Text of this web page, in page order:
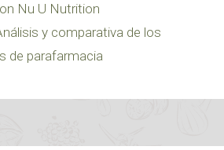
Nu U Nutrition
y comparativa de los
de parafarmacia